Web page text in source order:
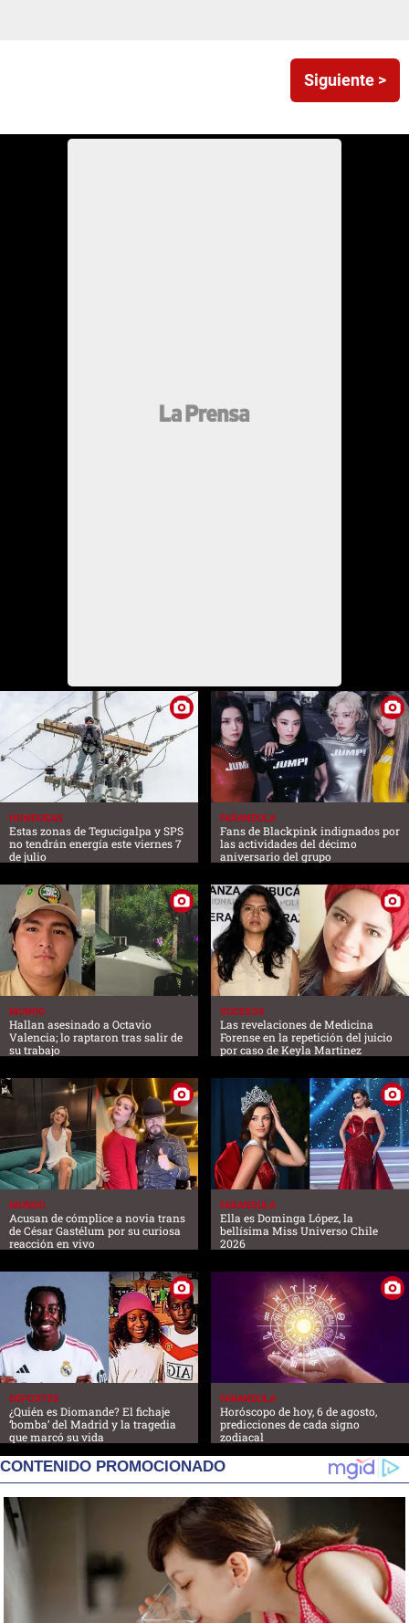
Siguiente >
HONDURAS
Estas zonas de Tegucigalpa y SPS
no tendrán energía este viernes 7
de julio
FARANDULA
Fans de Blackpink indignados por
las actividades del décimo
aniversario del grupo
MUNDO
Hallan asesinado a Octavio
Valencia; lo raptaron tras salir de
su trabajo
SUCESOS
Las revelaciones de Medicina
Forense en la repetición del juicio
por caso de Keyla Martínez
MUNDO
Acusan de cómplice a novia trans
de César Gastélum por su curiosa
reacción en vivo
FARANDULA
Ella es Dominga López, la
bellísima Miss Universo Chile
2026
DEPORTES
¿Quién es Diomande? El fichaje
‘bomba’ del Madrid y la tragedia
que marcó su vida
FARANDULA
Horóscopo de hoy, 6 de agosto,
predicciones de cada signo
zodiacal
CONTENIDO PROMOCIONADO